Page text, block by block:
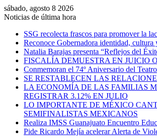
sábado, agosto 8 2026
Noticias de última hora
SSG recolecta frascos para promover la
Reconoce Gobernadora identidad, cultura
Natalia Barajas presenta “Reflejos del
FISCALÍA DEMUESTRA EN JUICIO
Conmemoran el 74º Aniversario del
SE RESTABLECEN LAS
LA ECONOMÍA DE LAS FAMILIAS
REGISTRAR 3.12% EN JULIO
LO IMPORTANTE DE MÉXICO
SEMIFINALISTAS MEXICANOS
Realiza IMSS Guanajuato Encuentro
Pide Ricardo Mejía acelerar Alerta de